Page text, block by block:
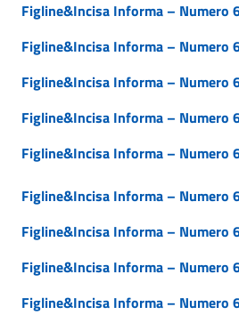
Figline&Incisa Informa – Numero
Figline&Incisa Informa – Numero
Figline&Incisa Informa – Numero
Figline&Incisa Informa – Numero
Figline&Incisa Informa – Numero
Figline&Incisa Informa – Numero
Figline&Incisa Informa – Numero
Figline&Incisa Informa – Numero
Figline&Incisa Informa – Numero